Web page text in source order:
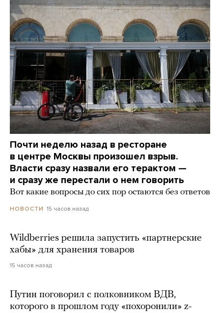
Почти неделю назад в ресторане
в центре Москвы произошел взрыв.
Власти сразу назвали его терактом —
и сразу же перестали о нем говорить
Вот какие вопросы до сих пор остаются без ответов
НОВОСТИ 15 часов назад
Wildberries решила запустить «партнерские
хабы» для хранения товаров
15 часов назад
Путин поговорил с полковником ВДВ,
которого в прошлом году «похоронили» z-